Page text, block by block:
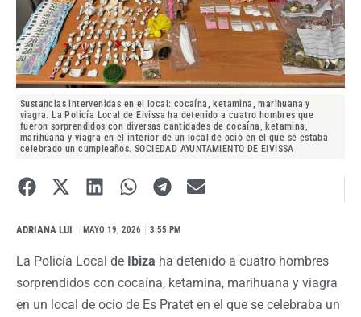
Sustancias intervenidas en el local: cocaína, ketamina, marihuana y
viagra. La Policía Local de Eivissa ha detenido a cuatro hombres que
fueron sorprendidos con diversas cantidades de cocaína, ketamina,
marihuana y viagra en el interior de un local de ocio en el que se estaba
celebrado un cumpleaños. SOCIEDAD AYUNTAMIENTO DE EIVISSA
ADRIANA LUI MAYO 19, 2026 3:55 PM
La Policía Local de Ibiza ha detenido a cuatro hombres
sorprendidos con cocaína, ketamina, marihuana y viagra
en un local de ocio de Es Pratet en el que se celebraba un